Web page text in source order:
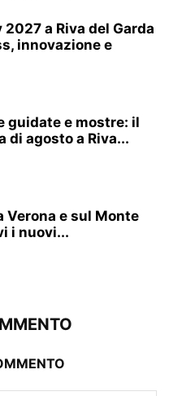
a Riva del Garda
innovazione e
guidate e mostre: il
di agosto a Riva...
Verona e sul Monte
i nuovi...